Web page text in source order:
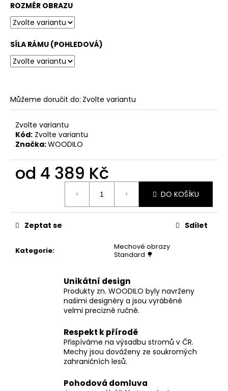
ROZMĚR OBRAZU
SÍLA RÁMU (POHLEDOVÁ)
Můžeme doručit do: Zvolte variantu
Zvolte variantu
Kód: Zvolte variantu
Značka:WOODILO
od 4 389 Kč
DO KOŠÍKU
Kategorie:
Mechové obrazy
Standard 🌳
Zeptat se Sdílet
Unikátní design
Produkty zn. WOODILO byly navrženy
našimi designéry a jsou vyráběné
velmi precizně ručně.
Respekt k přírodě
Přispíváme na výsadbu stromů v ČR.
Mechy jsou dováženy ze soukromých
zahraničních lesů.
Pohodová domluva